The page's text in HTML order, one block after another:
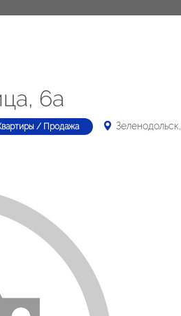
6а
/ Продажа